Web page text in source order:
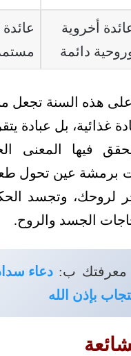
أخروية
دائمة
على هذه السنة تجعل
غذائية، بل عبادة
فيها المعنى
برمشة عين تحول
لروحك، وتجسد
الجسد والروح.
معرفتك ب:دعاء
بإذن الله